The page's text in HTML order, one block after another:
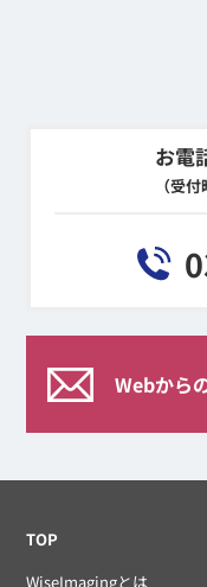
お電
（受
Webから
TOP
WiseImagingとは